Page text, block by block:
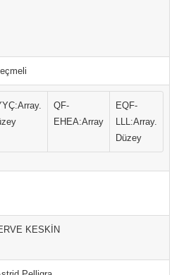
QF-
EHEA:Array
EQF-
LLL:Array.
Düzey
KESKİN